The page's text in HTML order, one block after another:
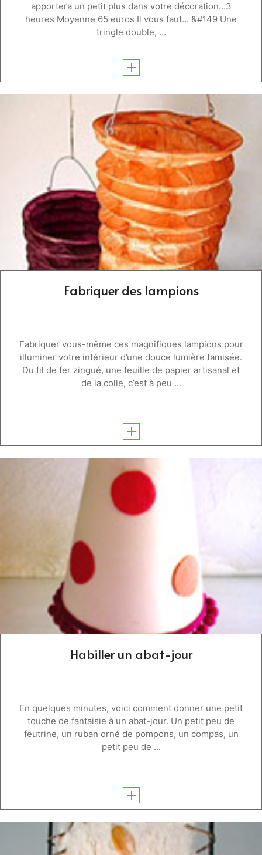
apportera un petit plus dans votre décoration…3
heures Moyenne 65 euros Il vous faut… &#149 Une
tringle double, ...
Fabriquer des lampions
Fabriquer vous-même ces magnifiques lampions pour
illuminer votre intérieur d’une douce lumière tamisée.
Du fil de fer zingué, une feuille de papier artisanal et
de la colle, c’est à peu ...
Habiller un abat-jour
En quelques minutes, voici comment donner une petit
touche de fantaisie à un abat-jour. Un petit peu de
feutrine, un ruban orné de pompons, un compas, un
petit peu de ...